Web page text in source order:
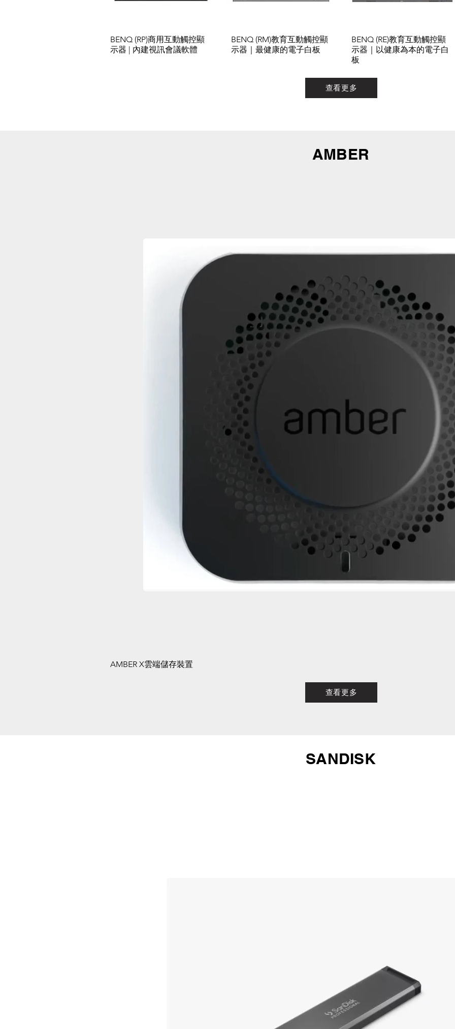
BENQ (RP)商用互動觸控顯
示器 | 內建視訊會議軟體
BENQ (RM)教育互動觸控顯
示器｜最健康的電子白板
BENQ (RE)教育互動觸控顯
示器｜以健康為本的電子白
板
查看更多
​AMBER
AMBER X雲端儲存裝置
查看更多
SANDISK